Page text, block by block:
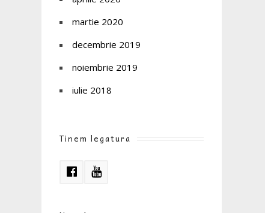
martie 2020
decembrie 2019
noiembrie 2019
iulie 2018
Tinem legatura